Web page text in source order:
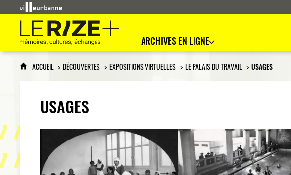
Le Rize+
mémoires, cultures, échanges
ARCHIVES EN LIGNE
ACCUEIL DÉCOUVERTES EXPOSITIONS VIRTUELLES LE PALAIS DU TRAVAIL USAGES
USAGES